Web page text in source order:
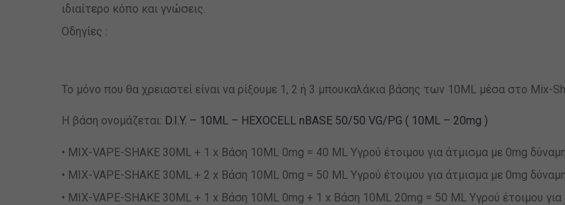
ιδιαίτερο κόπο και γνώσεις.
Οδηγίες :
Το μόνο που θα χρειαστεί είναι να ρίξουμε 1, 2 ή 3 μπουκαλάκια βάσης των 10ML μέσα στο Mix-
Η βάση ονομάζεται: D.I.Y. – 10ML – HEXOCELL nBASE 50/50 VG/PG ( 10ML – 20mg )
• MIX-VAPE-SHAKE 30ML + 1 x Βάση 10ML 0mg = 40 ML Υγρού έτοιμου για άτμισμα με 0mg δύναμη
• MIX-VAPE-SHAKE 30ML + 2 x Βάση 10ML 0mg = 50 ML Υγρού έτοιμου για άτμισμα με 0mg δύναμη
• MIX-VAPE-SHAKE 30ML + 1 x Βάση 10ML 0mg + 1 x Βάση 10ML 20mg = 50 ML Υγρού έτοιμου για